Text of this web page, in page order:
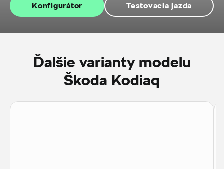
Konfigurátor Testovacia jazda
Ďalšie varianty modelu
Škoda Kodiaq